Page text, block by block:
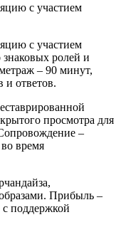
с участием
с участием
ролей и
– 90 минут,
и ответов.
просмотра для
–
время
Прибыль –
с поддержкой